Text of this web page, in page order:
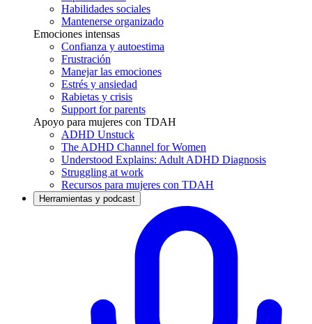
Habilidades sociales
Mantenerse organizado
Emociones intensas
Confianza y autoestima
Frustración
Manejar las emociones
Estrés y ansiedad
Rabietas y crisis
Support for parents
Apoyo para mujeres con TDAH
ADHD Unstuck
The ADHD Channel for Women
Understood Explains: Adult ADHD Diagnosis
Struggling at work
Recursos para mujeres con TDAH
Herramientas y podcast